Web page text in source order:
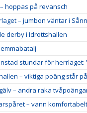
hoppas på revansch
– jumbon väntar i
derby i Idrottshallen
stundar för herrlaget:
– viktiga poäng står
– andra raka
– vann